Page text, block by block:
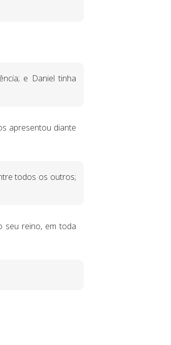
e Daniel tinha
apresentou diante
todos os outros;
seu reino, em toda